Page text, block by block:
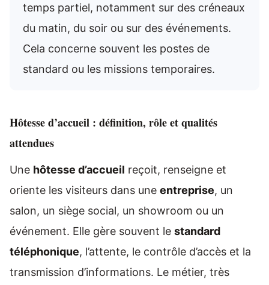
temps partiel, notamment sur des créneaux
du matin, du soir ou sur des événements.
Cela concerne souvent les postes de
standard ou les missions temporaires.
Hôtesse d’accueil : définition, rôle et qualités
attendues
Une hôtesse d’accueil reçoit, renseigne et
oriente les visiteurs dans une entreprise, un
salon, un siège social, un showroom ou un
événement. Elle gère souvent le standard
téléphonique, l’attente, le contrôle d’accès et la
transmission d’informations. Le métier, très